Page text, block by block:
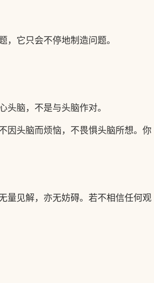
它只会不停地制造问题。
脑，不是与头脑作对。
因头脑而烦恼，不畏惧头脑所想。你
量见解，亦无妨碍。若不相信任何观